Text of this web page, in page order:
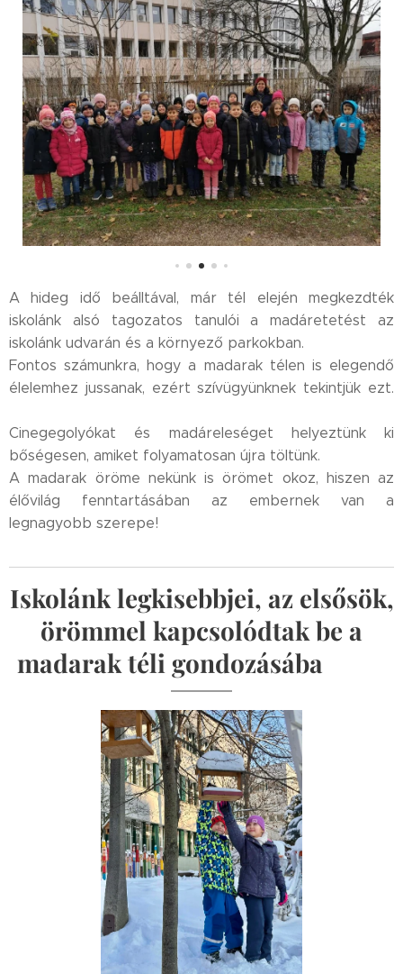
A hideg idő beálltával, már tél elején megkezdték
iskolánk alsó tagozatos tanulói a madáretetést az
iskolánk udvarán és a környező parkokban. ❄️
Fontos számunkra, hogy a madarak télen is elegendő
élelemhez jussanak, ezért szívügyünknek tekintjük ezt.
Cinegegolyókat és madáreleséget helyeztünk ki
bőségesen, amiket folyamatosan újra töltünk.
A madarak öröme nekünk is örömet okoz, hiszen az
élővilág fenntartásában az embernek van a
legnagyobb szerepe!🐦💙
Iskolánk legkisebbjei, az elsősök,
örömmel kapcsolódtak be a
madarak téli gondozásába🐦❄️